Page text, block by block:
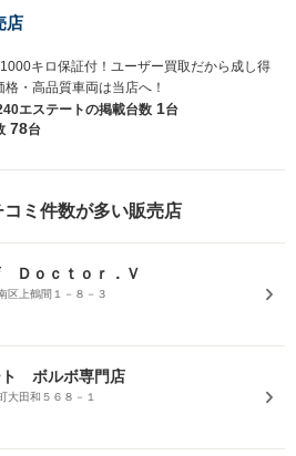
店
キロ保証付！ユーザー買取だから成し得
格・高品質車両は当店へ！
エステートの掲載台数 1台
78台
ミ件数が多い販売店
Ｄｏｃｔｏｒ．Ｖ
区上鶴間１－８－３
ト ボルボ専門店
大田和５６８－１